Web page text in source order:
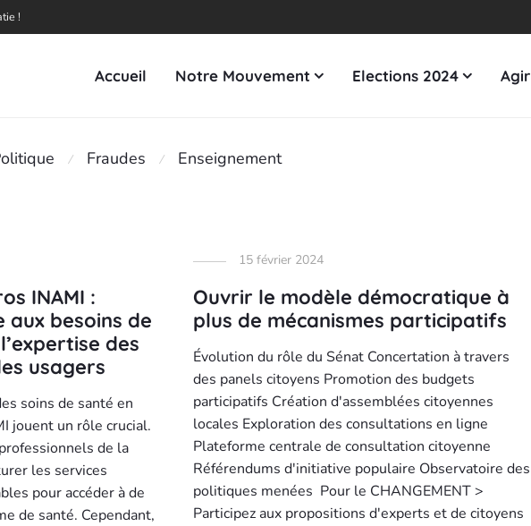
!
Accueil Notre Mouvement Elections 2024 Agir
⁄ Fraudes ⁄ Enseignement
INAMI :
besoins de
des
usagers
soins de santé en
jouent un rôle crucial.
de la
les services
pour accéder à de
de santé. Cependant,
15 février 2024
Ouvrir le modèle démocratique à
plus de mécanismes participatifs
Évolution du rôle du Sénat Concertation à travers
des panels citoyens Promotion des budgets
participatifs Création d'assemblées citoyennes
locales Exploration des consultations en ligne
Plateforme centrale de consultation citoyenne
Référendums d'initiative populaire Observatoire des
politiques menées Pour le CHANGEMENT >
Participez aux propositions d'experts et de citoyens